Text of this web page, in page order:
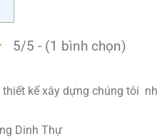
5/5 - (1 bình chọn)
thiết kế xây dựng chúng tôi
Dinh Thự